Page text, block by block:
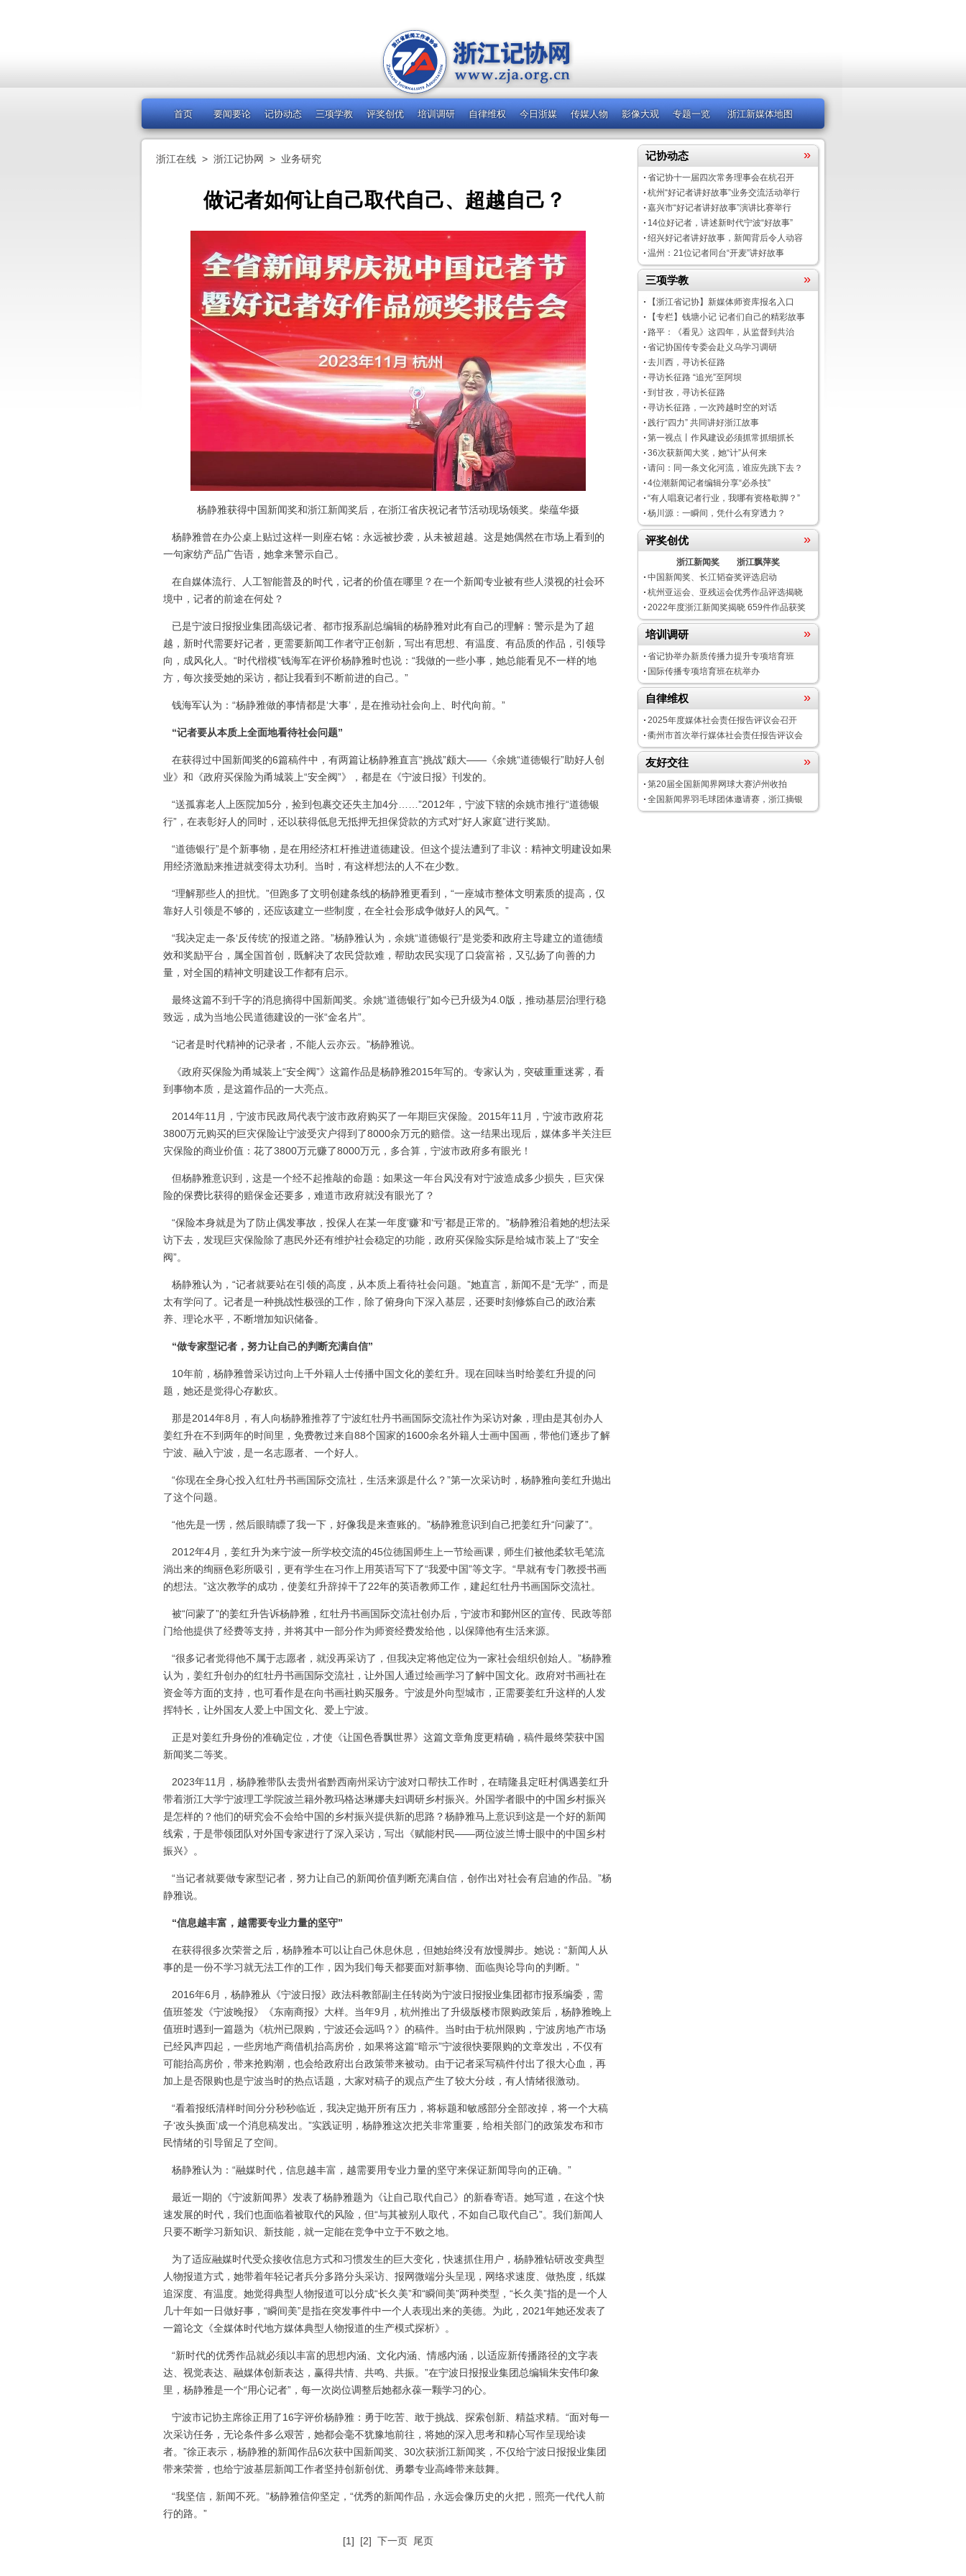
首页 要闻要论 记协动态 三项学教 评奖创优 培训调研 自律维权 今日浙媒 传媒人物 影像大观 专题一览 浙江新媒体地图
浙江在线 > 浙江记协网 > 业务研究
做记者如何让自己取代自己、超越自己？
杨静雅获得中国新闻奖和浙江新闻奖后，在浙江省庆祝记者节活动现场领奖。柴蕴华摄
杨静雅曾在办公桌上贴过这样一则座右铭：永远被抄袭，从未被超越。这是她偶然在市场上看到的
一句家纺产品广告语，她拿来警示自己。
在自媒体流行、人工智能普及的时代，记者的价值在哪里？在一个新闻专业被有些人漠视的社会环
境中，记者的前途在何处？
已是宁波日报报业集团高级记者、都市报系副总编辑的杨静雅对此有自己的理解：警示是为了超
越，新时代需要好记者，更需要新闻工作者守正创新，写出有思想、有温度、有品质的作品，引领导
向，成风化人。“时代楷模”钱海军在评价杨静雅时也说：“我做的一些小事，她总能看见不一样的地
方，每次接受她的采访，都让我看到不断前进的自己。”
钱海军认为：“杨静雅做的事情都是‘大事’，是在推动社会向上、时代向前。”
“记者要从本质上全面地看待社会问题”
在获得过中国新闻奖的6篇稿件中，有两篇让杨静雅直言“挑战”颇大——《余姚“道德银行”助好人创
业》和《政府买保险为甬城装上“安全阀”》，都是在《宁波日报》刊发的。
“送孤寡老人上医院加5分，捡到包裹交还失主加4分……”2012年，宁波下辖的余姚市推行“道德银
行”，在表彰好人的同时，还以获得低息无抵押无担保贷款的方式对“好人家庭”进行奖励。
“道德银行”是个新事物，是在用经济杠杆推进道德建设。但这个提法遭到了非议：精神文明建设如果
用经济激励来推进就变得太功利。当时，有这样想法的人不在少数。
“理解那些人的担忧。”但跑多了文明创建条线的杨静雅更看到，“一座城市整体文明素质的提高，仅
靠好人引领是不够的，还应该建立一些制度，在全社会形成争做好人的风气。”
“我决定走一条‘反传统’的报道之路。”杨静雅认为，余姚“道德银行”是党委和政府主导建立的道德绩
效和奖励平台，属全国首创，既解决了农民贷款难，帮助农民实现了口袋富裕，又弘扬了向善的力
量，对全国的精神文明建设工作都有启示。
最终这篇不到千字的消息摘得中国新闻奖。余姚“道德银行”如今已升级为4.0版，推动基层治理行稳
致远，成为当地公民道德建设的一张“金名片”。
“记者是时代精神的记录者，不能人云亦云。”杨静雅说。
《政府买保险为甬城装上“安全阀”》这篇作品是杨静雅2015年写的。专家认为，突破重重迷雾，看
到事物本质，是这篇作品的一大亮点。
2014年11月，宁波市民政局代表宁波市政府购买了一年期巨灾保险。2015年11月，宁波市政府花
3800万元购买的巨灾保险让宁波受灾户得到了8000余万元的赔偿。这一结果出现后，媒体多半关注巨
灾保险的商业价值：花了3800万元赚了8000万元，多合算，宁波市政府多有眼光！
但杨静雅意识到，这是一个经不起推敲的命题：如果这一年台风没有对宁波造成多少损失，巨灾保
险的保费比获得的赔保金还要多，难道市政府就没有眼光了？
“保险本身就是为了防止偶发事故，投保人在某一年度‘赚’和‘亏’都是正常的。”杨静雅沿着她的想法采
访下去，发现巨灾保险除了惠民外还有维护社会稳定的功能，政府买保险实际是给城市装上了“安全
阀”。
杨静雅认为，“记者就要站在引领的高度，从本质上看待社会问题。”她直言，新闻不是“无学”，而是
太有学问了。记者是一种挑战性极强的工作，除了俯身向下深入基层，还要时刻修炼自己的政治素
养、理论水平，不断增加知识储备。
“做专家型记者，努力让自己的判断充满自信”
10年前，杨静雅曾采访过向上千外籍人士传播中国文化的姜红升。现在回味当时给姜红升提的问
题，她还是觉得心存歉疚。
那是2014年8月，有人向杨静雅推荐了宁波红牡丹书画国际交流社作为采访对象，理由是其创办人
姜红升在不到两年的时间里，免费教过来自88个国家的1600余名外籍人士画中国画，带他们逐步了解
宁波、融入宁波，是一名志愿者、一个好人。
“你现在全身心投入红牡丹书画国际交流社，生活来源是什么？”第一次采访时，杨静雅向姜红升抛出
了这个问题。
“他先是一愣，然后眼睛瞟了我一下，好像我是来查账的。”杨静雅意识到自己把姜红升“问蒙了”。
2012年4月，姜红升为来宁波一所学校交流的45位德国师生上一节绘画课，师生们被他柔软毛笔流
淌出来的绚丽色彩所吸引，更有学生在习作上用英语写下了“我爱中国”等文字。“早就有专门教授书画
的想法。”这次教学的成功，使姜红升辞掉干了22年的英语教师工作，建起红牡丹书画国际交流社。
被“问蒙了”的姜红升告诉杨静雅，红牡丹书画国际交流社创办后，宁波市和鄞州区的宣传、民政等部
门给他提供了经费等支持，并将其中一部分作为师资经费发给他，以保障他有生活来源。
“很多记者觉得他不属于志愿者，就没再采访了，但我决定将他定位为一家社会组织创始人。”杨静雅
认为，姜红升创办的红牡丹书画国际交流社，让外国人通过绘画学习了解中国文化。政府对书画社在
资金等方面的支持，也可看作是在向书画社购买服务。宁波是外向型城市，正需要姜红升这样的人发
挥特长，让外国友人爱上中国文化、爱上宁波。
正是对姜红升身份的准确定位，才使《让国色香飘世界》这篇文章角度更精确，稿件最终荣获中国
新闻奖二等奖。
2023年11月，杨静雅带队去贵州省黔西南州采访宁波对口帮扶工作时，在晴隆县定旺村偶遇姜红升
带着浙江大学宁波理工学院波兰籍外教玛格达琳娜夫妇调研乡村振兴。外国学者眼中的中国乡村振兴
是怎样的？他们的研究会不会给中国的乡村振兴提供新的思路？杨静雅马上意识到这是一个好的新闻
线索，于是带领团队对外国专家进行了深入采访，写出《赋能村民——两位波兰博士眼中的中国乡村
振兴》。
“当记者就要做专家型记者，努力让自己的新闻价值判断充满自信，创作出对社会有启迪的作品。”杨
静雅说。
“信息越丰富，越需要专业力量的坚守”
在获得很多次荣誉之后，杨静雅本可以让自己休息休息，但她始终没有放慢脚步。她说：“新闻人从
事的是一份不学习就无法工作的工作，因为我们每天都要面对新事物、面临舆论导向的判断。”
2016年6月，杨静雅从《宁波日报》政法科教部副主任转岗为宁波日报报业集团都市报系编委，需
值班签发《宁波晚报》《东南商报》大样。当年9月，杭州推出了升级版楼市限购政策后，杨静雅晚上
值班时遇到一篇题为《杭州已限购，宁波还会远吗？》的稿件。当时由于杭州限购，宁波房地产市场
已经风声四起，一些房地产商借机抬高房价，如果将这篇“暗示”宁波很快要限购的文章发出，不仅有
可能抬高房价，带来抢购潮，也会给政府出台政策带来被动。由于记者采写稿件付出了很大心血，再
加上是否限购也是宁波当时的热点话题，大家对稿子的观点产生了较大分歧，有人情绪很激动。
“看着报纸清样时间分分秒秒临近，我决定抛开所有压力，将标题和敏感部分全部改掉，将一个大稿
子‘改头换面’成一个消息稿发出。”实践证明，杨静雅这次把关非常重要，给相关部门的政策发布和市
民情绪的引导留足了空间。
杨静雅认为：“融媒时代，信息越丰富，越需要用专业力量的坚守来保证新闻导向的正确。”
最近一期的《宁波新闻界》发表了杨静雅题为《让自己取代自己》的新春寄语。她写道，在这个快
速发展的时代，我们也面临着被取代的风险，但“与其被别人取代，不如自己取代自己”。我们新闻人
只要不断学习新知识、新技能，就一定能在竞争中立于不败之地。
为了适应融媒时代受众接收信息方式和习惯发生的巨大变化，快速抓住用户，杨静雅钻研改变典型
人物报道方式，她带着年轻记者兵分多路分头采访、报网微端分头呈现，网络求速度、做热度，纸媒
追深度、有温度。她觉得典型人物报道可以分成“长久美”和“瞬间美”两种类型，“长久美”指的是一个人
几十年如一日做好事，“瞬间美”是指在突发事件中一个人表现出来的美德。为此，2021年她还发表了
一篇论文《全媒体时代地方媒体典型人物报道的生产模式探析》。
“新时代的优秀作品就必须以丰富的思想内涵、文化内涵、情感内涵，以适应新传播路径的文字表
达、视觉表达、融媒体创新表达，赢得共情、共鸣、共振。”在宁波日报报业集团总编辑朱安伟印象
里，杨静雅是一个“用心记者”，每一次岗位调整后她都永葆一颗学习的心。
宁波市记协主席徐正用了16字评价杨静雅：勇于吃苦、敢于挑战、探索创新、精益求精。“面对每一
次采访任务，无论条件多么艰苦，她都会毫不犹豫地前往，将她的深入思考和精心写作呈现给读
者。”徐正表示，杨静雅的新闻作品6次获中国新闻奖、30次获浙江新闻奖，不仅给宁波日报报业集团
带来荣誉，也给宁波基层新闻工作者坚持创新创优、勇攀专业高峰带来鼓舞。
“我坚信，新闻不死。”杨静雅信仰坚定，“优秀的新闻作品，永远会像历史的火把，照亮一代代人前
行的路。”
[1] [2] 下一页 尾页
记协动态 »
省记协十一届四次常务理事会在杭召开
杭州“好记者讲好故事”业务交流活动举行
嘉兴市“好记者讲好故事”演讲比赛举行
14位好记者，讲述新时代宁波“好故事”
绍兴好记者讲好故事，新闻背后令人动容
温州：21位记者同台“开麦”讲好故事
三项学教 »
【浙江省记协】新媒体师资库报名入口
【专栏】钱塘小记 记者们自己的精彩故事
路平：《看见》这四年，从监督到共治
省记协国传专委会赴义乌学习调研
去川西，寻访长征路
寻访长征路 “追光”至阿坝
到甘孜，寻访长征路
寻访长征路，一次跨越时空的对话
践行“四力” 共同讲好浙江故事
第一视点丨作风建设必须抓常抓细抓长
36次获新闻大奖，她“计”从何来
请问：同一条文化河流，谁应先跳下去？
4位潮新闻记者编辑分享“必杀技”
“有人唱衰记者行业，我哪有资格歇脚？”
杨川源：一瞬间，凭什么有穿透力？
评奖创优 »
浙江新闻奖
浙江飘萍奖
中国新闻奖、长江韬奋奖评选启动
杭州亚运会、亚残运会优秀作品评选揭晓
2022年度浙江新闻奖揭晓 659件作品获奖
培训调研 »
省记协举办新质传播力提升专项培育班
国际传播专项培育班在杭举办
自律维权 »
2025年度媒体社会责任报告评议会召开
衢州市首次举行媒体社会责任报告评议会
友好交往 »
第20届全国新闻界网球大赛泸州收拍
全国新闻界羽毛球团体邀请赛，浙江摘银